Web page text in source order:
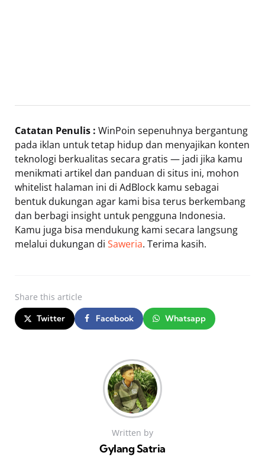
Catatan Penulis : WinPoin sepenuhnya bergantung
pada iklan untuk tetap hidup dan menyajikan konten
teknologi berkualitas secara gratis — jadi jika kamu
menikmati artikel dan panduan di situs ini, mohon
whitelist halaman ini di AdBlock kamu sebagai
bentuk dukungan agar kami bisa terus berkembang
dan berbagi insight untuk pengguna Indonesia.
Kamu juga bisa mendukung kami secara langsung
melalui dukungan di Saweria. Terima kasih.
Share this article
Twitter Facebook Whatsapp
Written by
Gylang Satria